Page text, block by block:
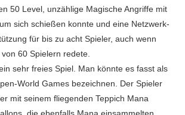
50 Level, unzählige Magische Angriffe mit
sich schießen konnte und eine Netzwerk-
für bis zu acht Spieler, auch wenn
60 Spielern redete.
sehr freies Spiel. Man könnte es fasst als
World Games bezeichnen. Der Spieler
mit seinem fliegenden Teppich Mana